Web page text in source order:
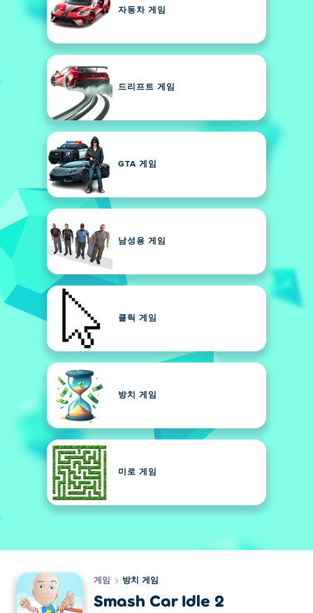
자동차 게임
드리프트 게임
GTA 게임
남성용 게임
클릭 게임
방치 게임
미로 게임
게임 방치 게임
Smash Car Idle 2